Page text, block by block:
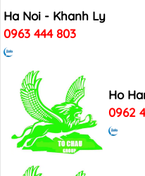
Ha Noi - Khanh Ly
0963 444 803
Ho
0962